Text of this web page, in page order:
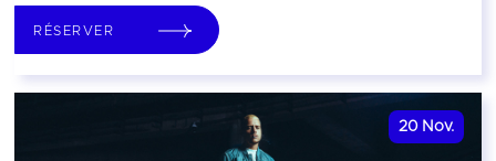
RÉSERVER
20 Nov.